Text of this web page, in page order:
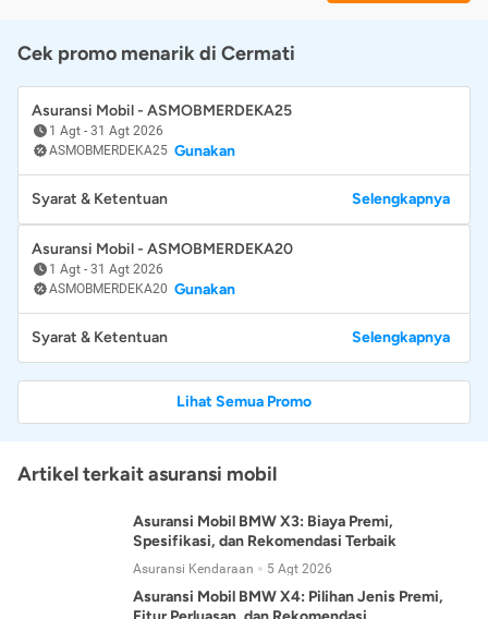
Cek promo menarik di Cermati
Asuransi Mobil - ASMOBMERDEKA25
1 Agt - 31 Agt 2026
ASMOBMERDEKA25 Gunakan
Syarat & Ketentuan Selengkapnya
Asuransi Mobil - ASMOBMERDEKA20
1 Agt - 31 Agt 2026
ASMOBMERDEKA20 Gunakan
Syarat & Ketentuan Selengkapnya
Lihat Semua Promo
Artikel terkait asuransi mobil
Asuransi Mobil BMW X3: Biaya Premi,
Spesifikasi, dan Rekomendasi Terbaik
Asuransi Kendaraan 5 Agt 2026
Asuransi Mobil BMW X4: Pilihan Jenis Premi,